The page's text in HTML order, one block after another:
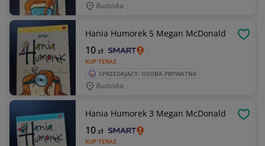
Budziska
Hania Humorek 5 Megan McDonald
KUP TERAZ
10zł
SPRZEDAJĄCY: OSOBA PRYWATNA
Budziska
Hania Humorek 3 Megan McDonald
KUP TERAZ
10zł